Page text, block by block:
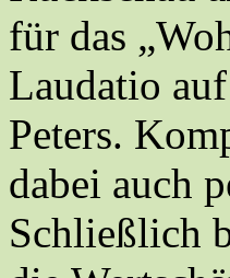
für das
Laudatio
Peters.
dabei auch
Schließlich